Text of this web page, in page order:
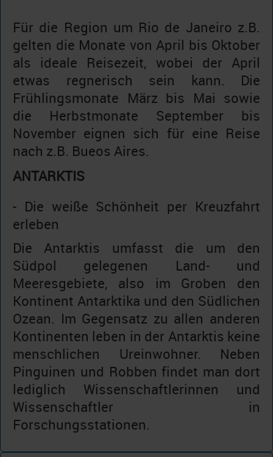
Für die Region um Rio de Janeiro z.B.
gelten die Monate von April bis Oktober
als ideale Reisezeit, wobei der April
etwas regnerisch sein kann. Die
Frühlingsmonate März bis Mai sowie
die Herbstmonate September bis
November eignen sich für eine Reise
nach z.B. Bueos Aires.
ANTARKTIS
- Die weiße Schönheit per Kreuzfahrt
erleben
Die Antarktis umfasst die um den
Südpol gelegenen Land- und
Meeresgebiete, also im Groben den
Kontinent Antarktika und den Südlichen
Ozean. Im Gegensatz zu allen anderen
Kontinenten leben in der Antarktis keine
menschlichen Ureinwohner. Neben
Pinguinen und Robben findet man dort
lediglich Wissenschaftlerinnen und
Wissenschaftler in
Forschungsstationen.